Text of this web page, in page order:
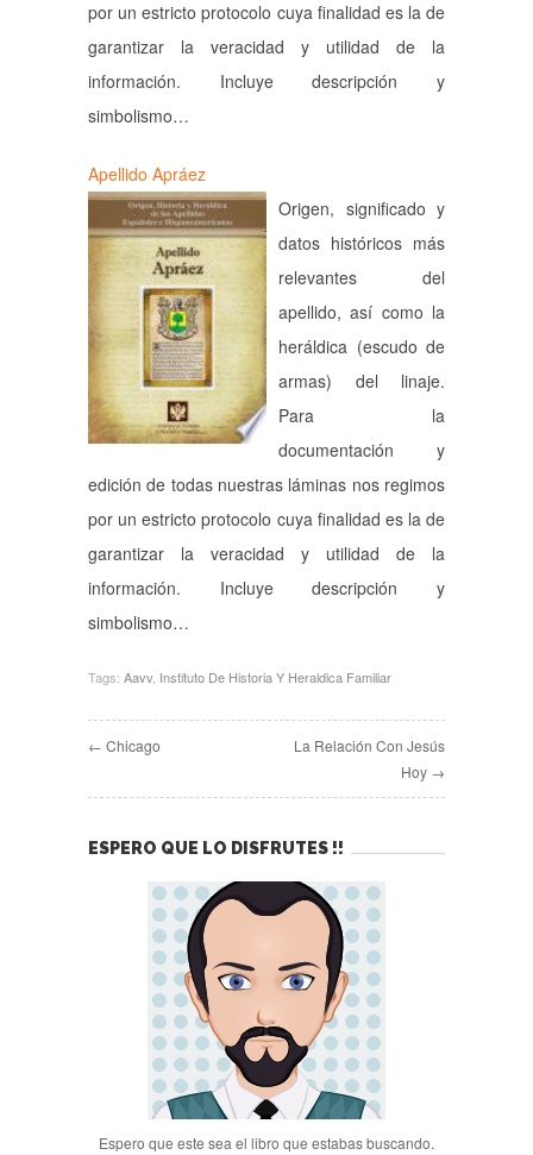
por un estricto protocolo cuya finalidad es la de
garantizar la veracidad y utilidad de la
información. Incluye descripción y
simbolismo…
Apellido Apráez
Origen, significado y
datos históricos más
relevantes del
apellido, así como la
heráldica (escudo de
armas) del linaje.
Para la
documentación y
edición de todas nuestras láminas nos regimos
por un estricto protocolo cuya finalidad es la de
garantizar la veracidad y utilidad de la
información. Incluye descripción y
simbolismo…
Tags: Aavv Instituto De Historia Y Heraldica Familiar
← Chicago
La Relación Con Jesús
Hoy →
ESPERO QUE LO DISFRUTES !!
Espero que este sea el libro que estabas buscando.